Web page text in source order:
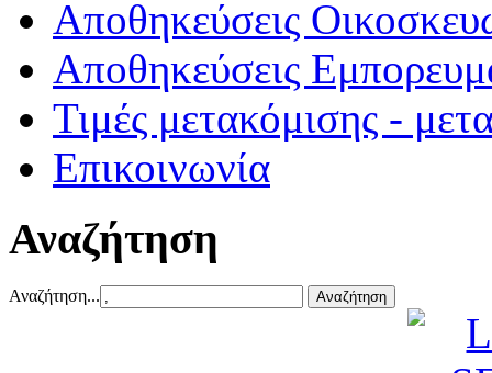
Αποθηκεύσεις
Αποθηκεύσεις
Τιμές μετακόμισης -
Επικοινωνία
Αναζήτηση
Αναζήτηση...